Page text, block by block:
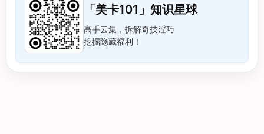
「美卡101」知识星球
高手云集，拆解奇技淫巧
挖掘隐藏福利！